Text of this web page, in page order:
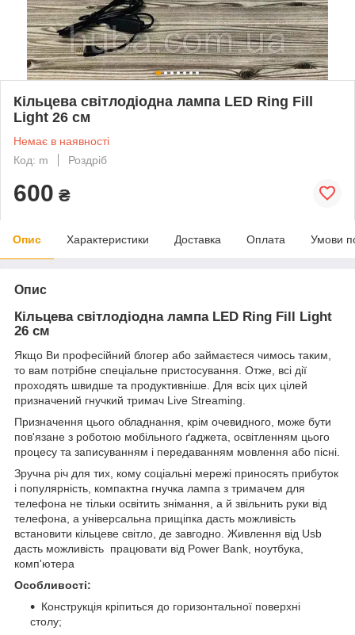
Кільцева світлодіодна лампа LED Ring Fill
Light 26 см
Немає в наявності
Код: m
Роздріб
600 ₴
Опис Характеристики Доставка Оплата Умови
Опис
Кільцева світлодіодна лампа LED Ring Fill Light
26 см
Якщо Ви професійний блогер або займаєтеся чимось таким,
то вам потрібне спеціальне пристосування. Отже, всі дії
проходять швидше та продуктивніше. Для всіх цих цілей
призначений гнучкий тримач Live Streaming.
Призначення цього обладнання, крім очевидного, може бути
пов'язане з роботою мобільного ґаджета, освітленням цього
процесу та записуванням і передаванням мовлення або пісні.
Зручна річ для тих, кому соціальні мережі приносять прибуток
і популярність, компактна гнучка лампа з тримачем для
телефона не тільки освітить знімання, а й звільнить руки від
телефона, а універсальна прищіпка дасть можливість
встановити кільцеве світло, де завгодно. Живлення від Usb
дасть можливість працювати від Power Bank, ноутбука,
комп'ютера
Особливості:
Конструкція кріпиться до горизонтальної поверхні
столу;